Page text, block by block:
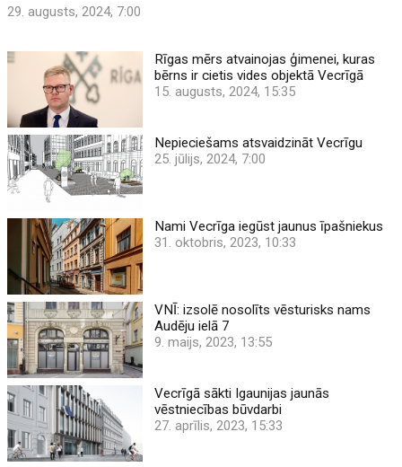
29. augusts, 2024, 7:00
Rīgas mērs atvainojas ģimenei, kuras
bērns ir cietis vides objektā Vecrīgā
15. augusts, 2024, 15:35
Nepieciešams atsvaidzināt Vecrīgu
25. jūlijs, 2024, 7:00
Nami Vecrīga iegūst jaunus īpašniekus
31. oktobris, 2023, 10:33
VNĪ: izsolē nosolīts vēsturisks nams
Audēju ielā 7
9. maijs, 2023, 13:55
Vecrīgā sākti Igaunijas jaunās
vēstniecības būvdarbi
27. aprīlis, 2023, 15:33